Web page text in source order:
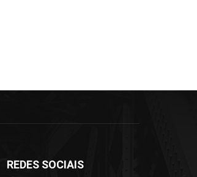
REDES SOCIAIS